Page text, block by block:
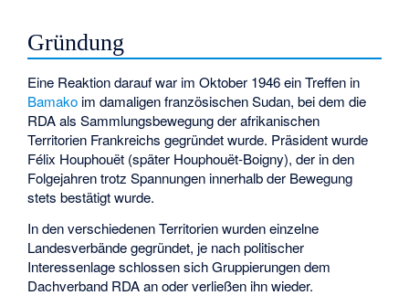
Gründung
Eine Reaktion darauf war im Oktober 1946 ein Treffen in
Bamako im damaligen französischen Sudan, bei dem die
RDA als Sammlungsbewegung der afrikanischen
Territorien Frankreichs gegründet wurde. Präsident wurde
Félix Houphouët (später Houphouët-Boigny), der in den
Folgejahren trotz Spannungen innerhalb der Bewegung
stets bestätigt wurde.
In den verschiedenen Territorien wurden einzelne
Landesverbände gegründet, je nach politischer
Interessenlage schlossen sich Gruppierungen dem
Dachverband RDA an oder verließen ihn wieder.